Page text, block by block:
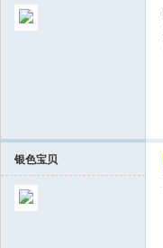
银色宝贝